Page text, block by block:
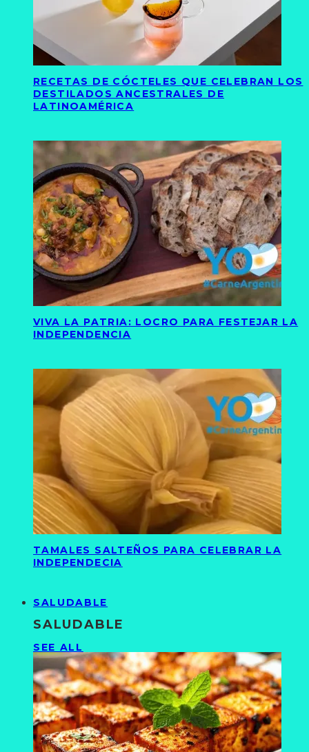
RECETAS DE CÓCTELES QUE CELEBRAN LOS
DESTILADOS ANCESTRALES DE
LATINOAMÉRICA
VIVA LA PATRIA: LOCRO PARA FESTEJAR LA
INDEPENDENCIA
TAMALES SALTEÑOS PARA CELEBRAR LA
INDEPENDECIA
SALUDABLE
SALUDABLE
SEE ALL